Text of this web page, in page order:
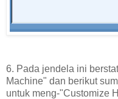
6. Pada jendela ini
Machine" dan berikut
untuk meng-"Customize